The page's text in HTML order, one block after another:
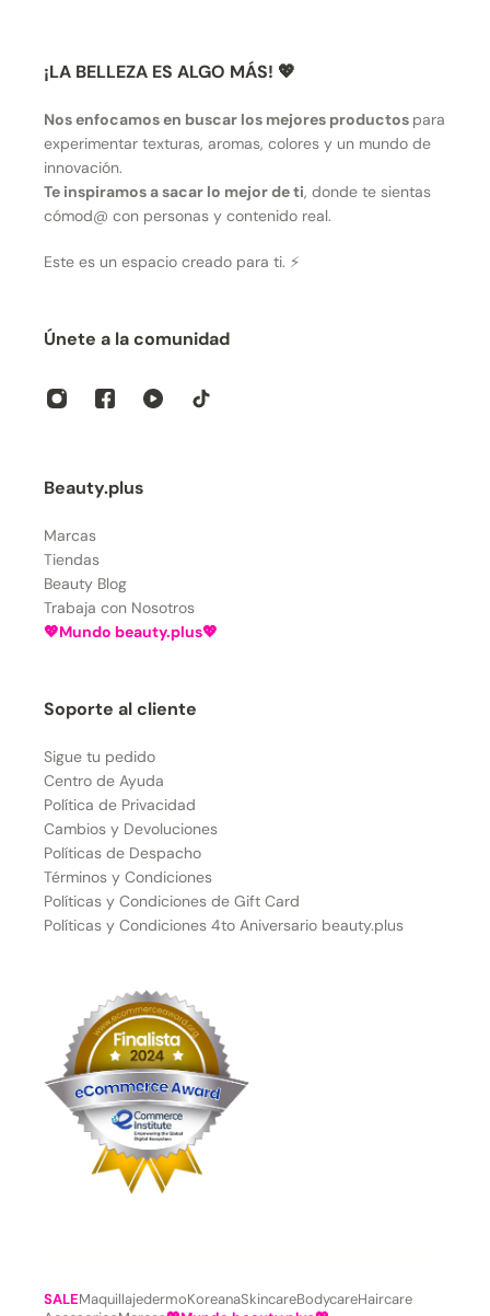
¡LA BELLEZA ES ALGO MÁS! 💖
Nos enfocamos en buscar los mejores productos para
experimentar texturas, aromas, colores y un mundo de
innovación.
Te inspiramos a sacar lo mejor de ti, donde te sientas
cómod@ con personas y contenido real.
Este es un espacio creado para ti. ⚡
Únete a la comunidad
Beauty.plus
Marcas
Tiendas
Beauty Blog
Trabaja con Nosotros
💖Mundo beauty.plus💖
Soporte al cliente
Sigue tu pedido
Centro de Ayuda
Política de Privacidad
Cambios y Devoluciones
Políticas de Despacho
Términos y Condiciones
Políticas y Condiciones de Gift Card
Políticas y Condiciones 4to Aniversario beauty.plus
SALEMaquillajedermoKoreanaSkincareBodycareHaircare